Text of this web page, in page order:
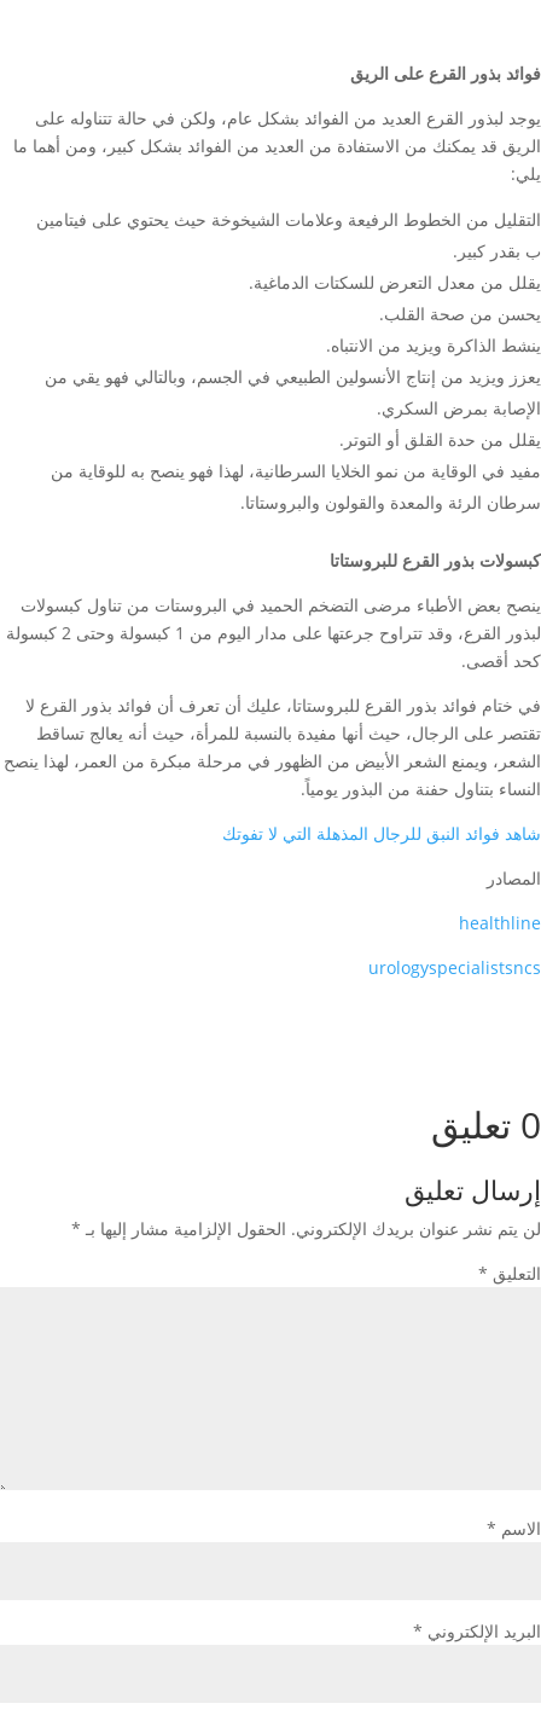
فوائد بذور القرع على الريق
يوجد لبذور القرع العديد من الفوائد بشكل عام، ولكن في حالة تتناوله على
الريق قد يمكنك من الاستفادة من العديد من الفوائد بشكل كبير، ومن أهما ما
يلي:
التقليل من الخطوط الرفيعة وعلامات الشيخوخة حيث يحتوي على فيتامين
ب بقدر كبير.
يقلل من معدل التعرض للسكتات الدماغية.
يحسن من صحة القلب.
ينشط الذاكرة ويزيد من الانتباه.
يعزز ويزيد من إنتاج الأنسولين الطبيعي في الجسم، وبالتالي فهو يقي من
الإصابة بمرض السكري.
يقلل من حدة القلق أو التوتر.
مفيد في الوقاية من نمو الخلايا السرطانية، لهذا فهو ينصح به للوقاية من
سرطان الرئة والمعدة والقولون والبروستاتا.
كبسولات بذور القرع للبروستاتا
ينصح بعض الأطباء مرضى التضخم الحميد في البروستات من تناول كبسولات
لبذور القرع، وقد تتراوح جرعتها على مدار اليوم من 1 كبسولة وحتى 2 كبسولة
كحد أقصى.
في ختام فوائد بذور القرع للبروستاتا، عليك أن تعرف أن فوائد بذور القرع لا
تقتصر على الرجال، حيث أنها مفيدة بالنسبة للمرأة، حيث أنه يعالج تساقط
الشعر، ويمنع الشعر الأبيض من الظهور في مرحلة مبكرة من العمر، لهذا ينصح
النساء بتناول حفنة من البذور يومياً.
شاهد فوائد النبق للرجال المذهلة التي لا تفوتك
المصادر
healthline
urologyspecialistsncs
0 تعليق
إرسال تعليق
لن يتم نشر عنوان بريدك الإلكتروني. الحقول الإلزامية مشار إليها بـ *
التعليق *
الاسم *
البريد الإلكتروني *